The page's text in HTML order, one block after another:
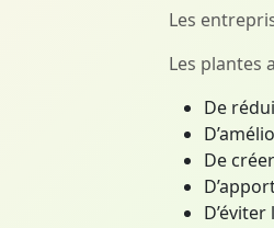
Les
Les plantes
De
De